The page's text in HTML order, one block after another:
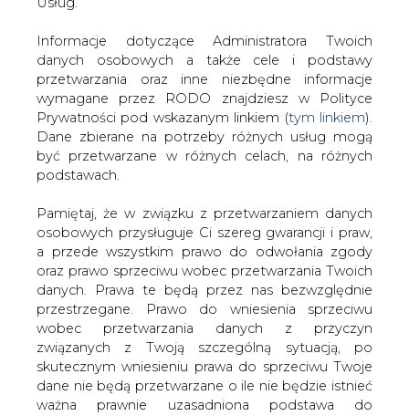
danych. Prawa te będą przez nas bezwzględnie
przestrzegane. Prawo do wniesienia sprzeciwu
wobec przetwarzania danych z przyczyn
związanych z Twoją szczególną sytuacją, po
skutecznym wniesieniu prawa do sprzeciwu Twoje
dane nie będą przetwarzane o ile nie będzie istnieć
ważna prawnie uzasadniona podstawa do
przetwarzania, nadrzędna wobec Twoich interesów,
praw i wolności lub podstawa do ustalenia,
dochodzenia lub obrony roszczeń. Twoje dane nie
będą przetwarzane w celu marketingu własnego
po zgłoszeniu sprzeciwu. Jeżeli więc nie zgadzasz
się z naszą oceną niezbędności przetwarzania
Twoich danych lub masz inne zastrzeżenia w tym
zakresie, koniecznie zgłoś sprzeciw lub prześlij nam
swoje zastrzeżenia na adres Inspektora Ochrony
Danych Osobowych pod adres
iod@are.waw.pl
Wycofanie zgody nie wpływa na zgodność z
prawem przetwarzania dokonanego przed jej
wycofaniem.
Menedżerowie Tesco podeszli do sprawy handlowo.
Zwykle za zakupy prądu odpowiadają działy techniczne,
a nie handlowcy. Efekt jest łatwy do przewidzenia –
technicy zajmują się zagadnieniami związanym z
zaspokojeniem potrzeb energetycznych firmy oraz
dbają, by nie było przerw w dostawach energii
elektrycznej. Optymalizacja kosztów zakupu prądu nie
tylko nie jest priorytetem, ale zwykle jest pomijana.
– Spodziewam się, że oszczędności w tym roku
przekroczą 0,5 mln złotych – ocenia Sylwia Miller, szef
działu zakupów korporacyjnych Tesco.
To dopiero początek wykorzystywania konkurencji w
energetyce w jej firmie. Spośród ponad 60 obiektów
należących do Tesco w całej Polsce 22 sklepy i 2 centra
dystrybucji nie kupują już energii elektrycznej od
lokalnych zakładów energetycznych, które oczywiście
nadal go im dostarczają. Najkorzystniejsze oferty złożyły
dwie spółki obrotu: Everen i Polenergia. Klientami